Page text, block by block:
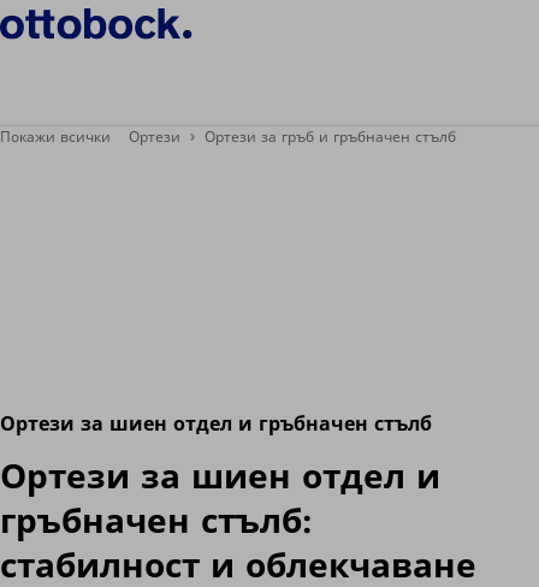
Покажи всички Ортези Ортези за гръб и гръбначен стълб
Ортези за шиен отдел и гръбначен стълб
Ортези за шиен отдел и
гръбначен стълб:
стабилност и облекчаване